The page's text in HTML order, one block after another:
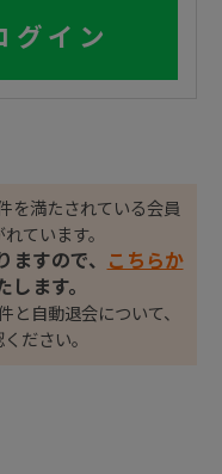
グイン
を満たされている会員
ています。
すので、
こちらか
します。
と自動退会について、
ださい。